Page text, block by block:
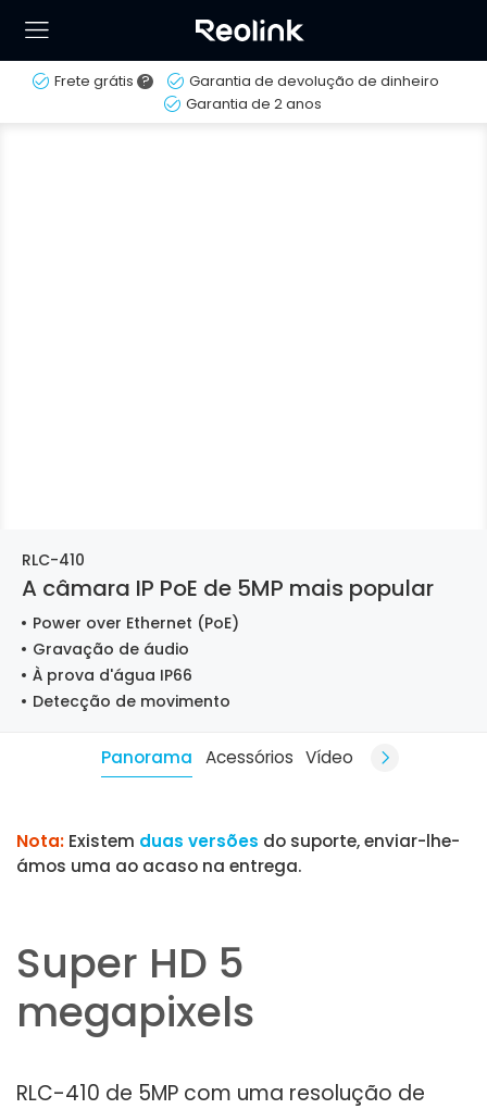
Frete grátis ?
Garantia de devolução de dinheiro
Garantia de 2 anos
RLC-410
A câmara IP PoE de 5MP mais popular
Power over Ethernet (PoE)
Gravação de áudio
À prova d'água IP66
Detecção de movimento
Panorama Acessórios Vídeo
Nota: Existem duas versões do suporte, enviar-lhe-
ámos uma ao acaso na entrega.
Super HD 5
megapixels
RLC-410 de 5MP com uma resolução de